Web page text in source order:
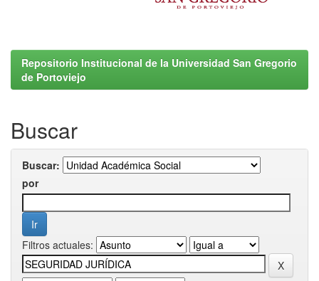
Repositorio Institucional de la Universidad San Gregorio
de Portoviejo
Buscar
Buscar:
por
Filtros actuales: